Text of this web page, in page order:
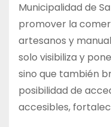
Municipalidad de
promover la
artesanos y
solo visibiliza y
sino que también
posibilidad de
accesibles,